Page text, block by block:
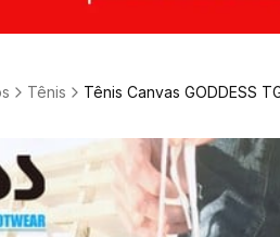
Tênis Tênis Canvas GODDESS